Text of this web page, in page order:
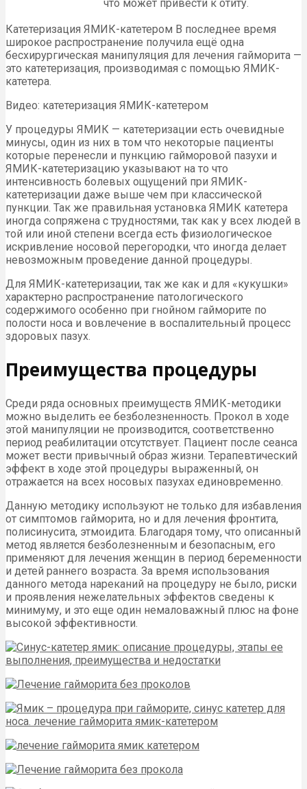
что может привести к отиту.
Катетеризация ЯМИК-катетером В последнее время
широкое распространение получила ещё одна
бесхирургическая манипуляция для лечения гайморита —
это катетеризация, производимая с помощью ЯМИК-
катетера.
Видео: катетеризация ЯМИК-катетером
У процедуры ЯМИК — катетеризации есть очевидные
минусы, один из них в том что некоторые пациенты
которые перенесли и пункцию гайморовой пазухи и
ЯМИК-катетеризацию указывают на то что
интенсивность болевых ощущений при ЯМИК-
катетеризации даже выше чем при классической
пункции. Так же правильная установка ЯМИК катетера
иногда сопряжена с трудностями, так как у всех людей в
той или иной степени всегда есть физиологическое
искривление носовой перегородки, что иногда делает
невозможным проведение данной процедуры.
Для ЯМИК-катетеризации, так же как и для «кукушки»
характерно распространение патологического
содержимого особенно при гнойном гайморите по
полости носа и вовлечение в воспалительный процесс
здоровых пазух.
Преимущества процедуры
Среди ряда основных преимуществ ЯМИК-методики
можно выделить ее безболезненность. Прокол в ходе
этой манипуляции не производится, соответственно
период реабилитации отсутствует. Пациент после сеанса
может вести привычный образ жизни. Терапевтический
эффект в ходе этой процедуры выраженный, он
отражается на всех носовых пазухах единовременно.
Данную методику используют не только для избавления
от симптомов гайморита, но и для лечения фронтита,
полисинусита, этмоидита. Благодаря тому, что описанный
метод является безболезненным и безопасным, его
применяют для лечения женщин в период беременности
и детей раннего возраста. За время использования
данного метода нареканий на процедуру не было, риски
и проявления нежелательных эффектов сведены к
минимуму, и это еще один немаловажный плюс на фоне
высокой эффективности.